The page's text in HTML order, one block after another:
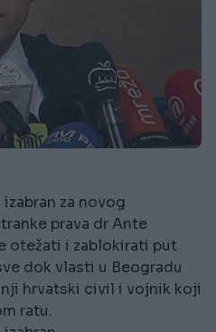
za novog
prava dr Ante
otežati i zablokirati put
dok vlasti u Beogradu
hrvatski civil i vojnik koji
ratu.